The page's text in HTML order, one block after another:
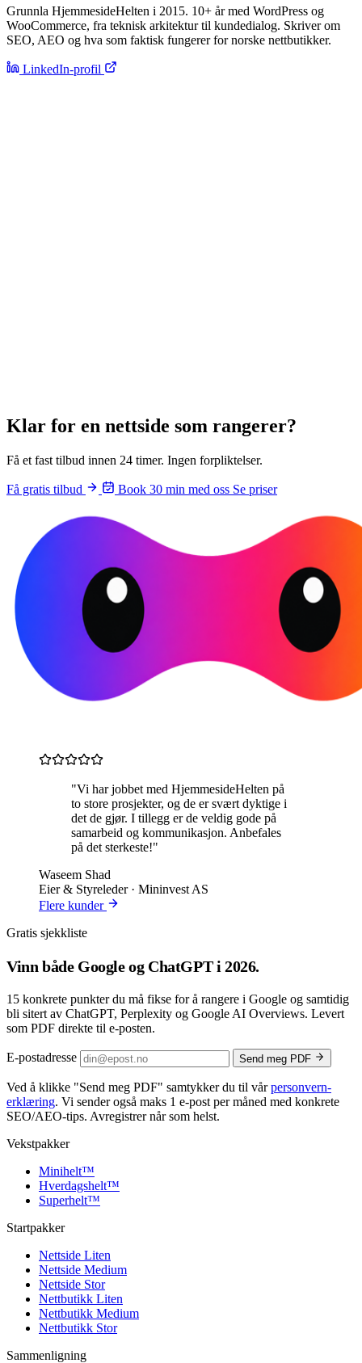
Grunnla HjemmesideHelten i 2015. 10+ år med WordPress og
WooCommerce, fra teknisk arkitektur til kundedialog. Skriver om
SEO, AEO og hva som faktisk fungerer for norske nettbutikker.
LinkedIn-profil
Klar for en nettside som rangerer?
Få et fast tilbud innen 24 timer. Ingen forpliktelser.
Få gratis tilbud Book 30 min med oss Se priser
"Vi har jobbet med HjemmesideHelten på
to store prosjekter, og de er svært dyktige i
det de gjør. I tillegg er de veldig gode på
samarbeid og kommunikasjon. Anbefales
på det sterkeste!"
Waseem Shad
Eier & Styreleder · Mininvest AS
Flere kunder
Gratis sjekkliste
Vinn både Google og ChatGPTi 2026.
15 konkrete punkter du må fikse for å rangere i Google og samtidig
bli sitert av ChatGPT, Perplexity og Google AI Overviews. Levert
som PDF direkte til e-posten.
E-postadresse Send meg PDF
Ved å klikke "Send meg PDF" samtykker du til vårpersonvern­
erklæring. Vi sender også maks 1 e-post per måned med konkrete
SEO/AEO-tips. Avregistrer når som helst.
Vekstpakker
Minihelt™
Hverdagshelt™
Superhelt™
Startpakker
Nettside Liten
Nettside Medium
Nettside Stor
Nettbutikk Liten
Nettbutikk Medium
Nettbutikk Stor
Sammenligning